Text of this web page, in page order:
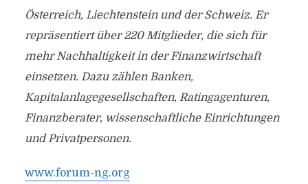
Österreich, Liechtenstein und der Schweiz. Er
repräsentiert über 220 Mitglieder, die sich für
mehr Nachhaltigkeit in der Finanzwirtschaft
einsetzen. Dazu zählen Banken,
Kapitalanlagegesellschaften, Ratingagenturen,
Finanzberater, wissenschaftliche Einrichtungen
und Privatpersonen.
www.forum-ng.org